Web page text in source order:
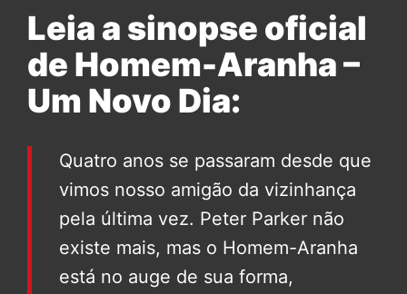
Leia a sinopse oficial
de Homem-Aranha –
Um Novo Dia:
Quatro anos se passaram desde que
vimos nosso amigão da vizinhança
pela última vez. Peter Parker não
existe mais, mas o Homem-Aranha
está no auge de sua forma,